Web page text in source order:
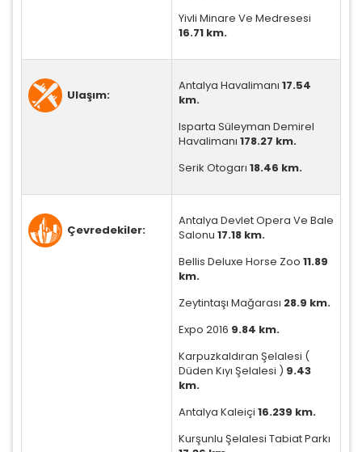
Size ve ilgi alanlarınıza uygun reklamlar göstermek
edersiniz, ancak daha az alakalı olabilirler.
Tercihleri Kaydet
Yivli Minare Ve Medresesi
16.71 km.
Ulaşım:
Antalya Havalimanı 17.54
km.
Isparta Süleyman Demirel
Havalimanı 178.27 km.
Serik Otogarı 18.46 km.
Çevredekiler:
Antalya Devlet Opera Ve Bale
Salonu 17.18 km.
Bellis Deluxe Horse Zoo 11.89
km.
Zeytintaşı Mağarası 28.9 km.
Expo 2016 9.84 km.
Karpuzkaldıran Şelalesi (
Düden Kıyı Şelalesi ) 9.43
km.
Antalya Kaleiçi 16.239 km.
Kurşunlu Şelalesi Tabiat Parkı